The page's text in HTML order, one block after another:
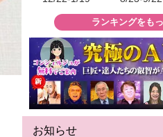
ランキングをも
お知らせ